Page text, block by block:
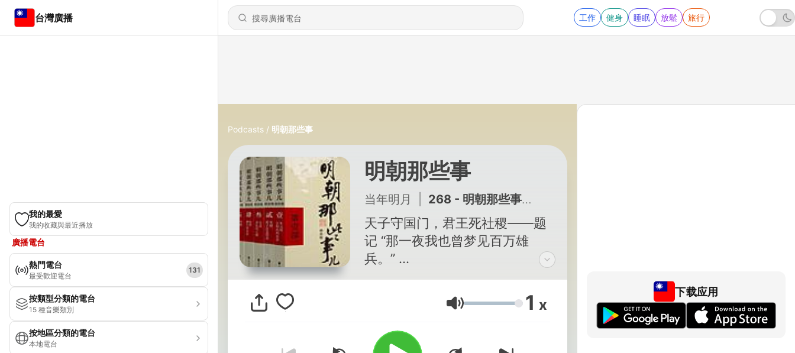
台灣廣播 工作 健身 睡眠 放鬆 旅行
我的最愛
我的收藏與最近播放
廣播電台
熱門電台
最受歡迎電台
131
按類型分類的電台
15 種音樂類別
按地區分類的電台
本地電台
Podcasts 明朝那些事
明朝那些事
当年明月 268 - 明朝那些事儿_268【完结篇】
天子守国门，君王死社稷——题
记 “那一夜我也曾梦见百万雄
兵。”
明朝，我们纵看历史，和尚皇帝
朱元璋横扫六合，建立明朝，而
胡惟庸案的爆发，使得老朱废丞
相，设三司。相权，作为中国古
代对抗皇权的产物，在老朱的手
音量 1 x
下载应用